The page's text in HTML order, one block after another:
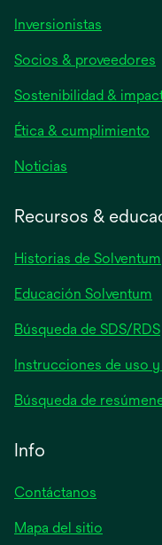
Inversionistas
en
una
pestaña
nueva
Socios & proveedores
Sostenibilidad &
Ética & cumplimiento
Noticias
pestaña
Recursos &
Historias de Solventum
Educación Solventum
Búsqueda de SDS/RDS
Instrucciones de uso
Búsqueda de
Info
Contáctanos
Mapa del sitio